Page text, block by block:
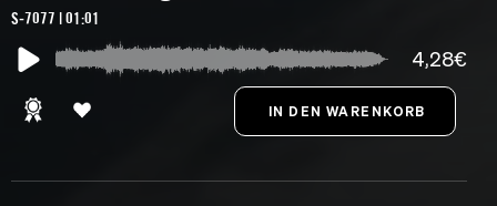
S-7077 | 01:01
4,28€